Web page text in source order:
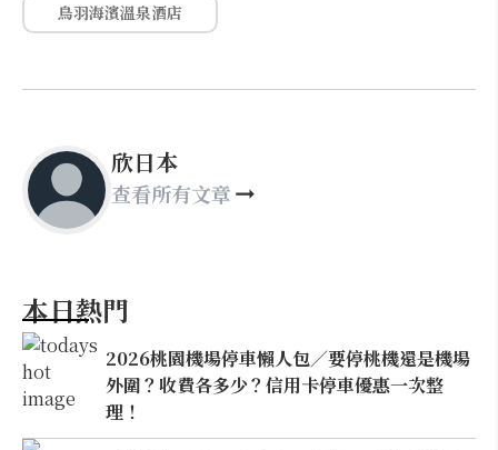
鳥羽海濱溫泉酒店
欣日本
查看所有文章
本日熱門
2026桃園機場停車懶人包／要停桃機還是機場
外圍？收費各多少？信用卡停車優惠一次整
理！